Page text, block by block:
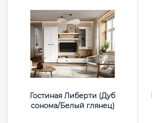
Гостиная Либерти (Дуб
сонома/Белый глянец)